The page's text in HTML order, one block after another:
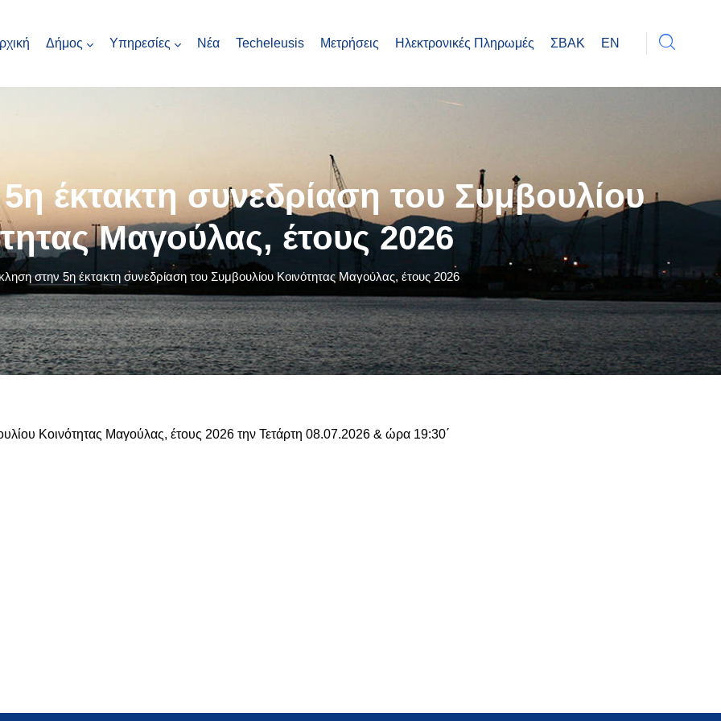
Δήμος Υπηρεσίες Νέα Techeleusis Μετρήσεις Ηλεκτρονικές Πληρωμές ΣΒΑΚ EN
έκτακτη συνεδρίαση του Συμβουλίου
Μαγούλας, έτους 2026
στην 5η έκτακτη συνεδρίαση του Συμβουλίου Κοινότητας Μαγούλας, έτους 2026
Κοινότητας Μαγούλας, έτους 2026 την Τετάρτη 08.07.2026 & ώρα 19:30΄